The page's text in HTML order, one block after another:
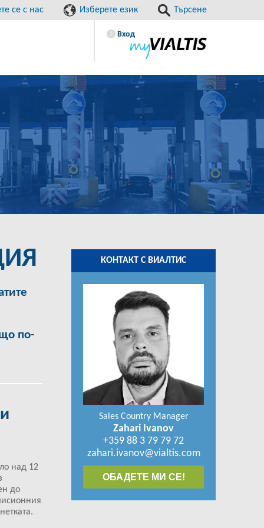
се с нас Изберете език Търсене
Вход
по-
над 12
до
КОНТАКТ С ВИАЛТИС
Sales Country Manager
Zahari Ivanov
+359 88 3 79 79 72
zahari.ivanov@vialtis.com
ОБАДЕТЕ МИ СЕ!